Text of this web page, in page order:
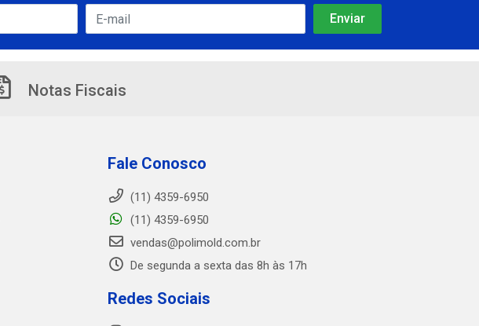
Notas Fiscais
Fale Conosco
(11) 4359-6950
(11) 4359-6950
vendas@polimold.com.br
De segunda a sexta das 8h às 17h
Redes Sociais